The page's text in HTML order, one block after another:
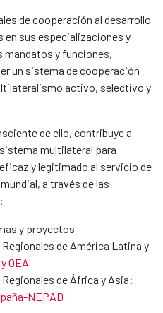
de cooperación al desarrollo
en sus especializaciones y
mandatos y funciones,
un sistema de cooperación
activo, selectivo y
de ello, contribuye a
multilateral para
y legitimado al servicio de
a través de las
y proyectos
de América Latina y
OEA
de África y Asia:
NEPAD